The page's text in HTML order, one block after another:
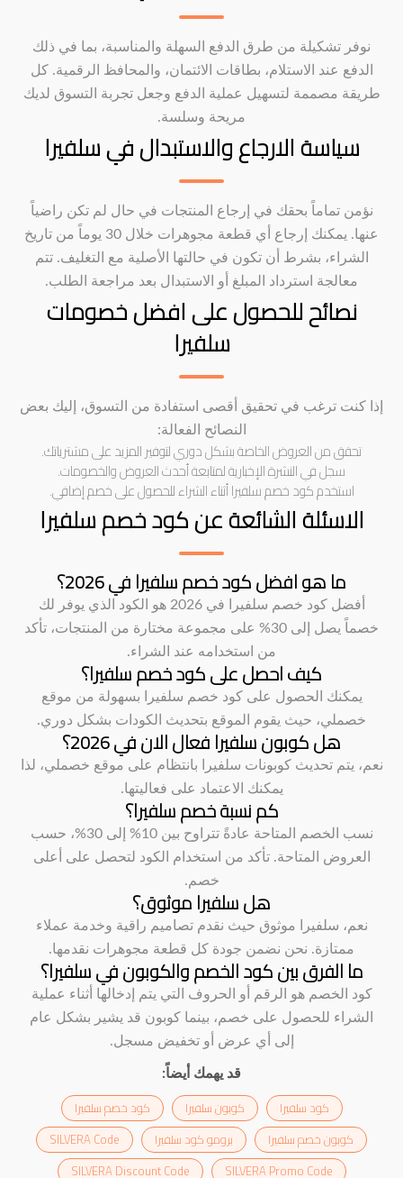
نوفر تشكيلة من طرق الدفع السهلة والمناسبة، بما في ذلك
الدفع عند الاستلام، بطاقات الائتمان، والمحافظ الرقمية. كل
طريقة مصممة لتسهيل عملية الدفع وجعل تجربة التسوق لديك
مريحة وسلسة.
سياسة الارجاع والاستبدال في سلفيرا
نؤمن تماماً بحقك في إرجاع المنتجات في حال لم تكن راضياً
عنها. يمكنك إرجاع أي قطعة مجوهرات خلال 30 يوماً من تاريخ
الشراء، بشرط أن تكون في حالتها الأصلية مع التغليف. تتم
معالجة استرداد المبلغ أو الاستبدال بعد مراجعة الطلب.
نصائح للحصول على افضل خصومات
سلفيرا
إذا كنت ترغب في تحقيق أقصى استفادة من التسوق، إليك بعض
النصائح الفعالة:
تحقق من العروض الخاصة بشكل دوري لتوفير المزيد على مشترياتك.
سجل في النشرة الإخبارية لمتابعة أحدث العروض والخصومات.
استخدم كود خصم سلفيرا أثناء الشراء للحصول على خصم إضافي.
الاسئلة الشائعة عن كود خصم سلفيرا
ما هو افضل كود خصم سلفيرا في 2026؟
أفضل كود خصم سلفيرا في 2026 هو الكود الذي يوفر لك
خصماً يصل إلى 30% على مجموعة مختارة من المنتجات، تأكد
من استخدامه عند الشراء.
كيف احصل على كود خصم سلفيرا؟
يمكنك الحصول على كود خصم سلفيرا بسهولة من موقع
خصملي، حيث يقوم الموقع بتحديث الكودات بشكل دوري.
هل كوبون سلفيرا فعال الان في 2026؟
نعم، يتم تحديث كوبونات سلفيرا بانتظام على موقع خصملي، لذا
يمكنك الاعتماد على فعاليتها.
كم نسبة خصم سلفيرا؟
نسب الخصم المتاحة عادةً تتراوح بين 10% إلى 30%، حسب
العروض المتاحة. تأكد من استخدام الكود لتحصل على أعلى
خصم.
هل سلفيرا موثوق؟
نعم، سلفيرا موثوق حيث نقدم تصاميم راقية وخدمة عملاء
ممتازة. نحن نضمن جودة كل قطعة مجوهرات نقدمها.
ما الفرق بين كود الخصم والكوبون في سلفيرا؟
كود الخصم هو الرقم أو الحروف التي يتم إدخالها أثناء عملية
الشراء للحصول على خصم، بينما كوبون قد يشير بشكل عام
إلى أي عرض أو تخفيض مسجل.
قد يهمك أيضاً:
كود سلفيرا كوبون سلفيرا
كود خصم سلفيرا
كوبون خصم سلفيرا
برومو كود سلفيرا
SILVERA Code
SILVERA Promo Code
SILVERA Discount Code